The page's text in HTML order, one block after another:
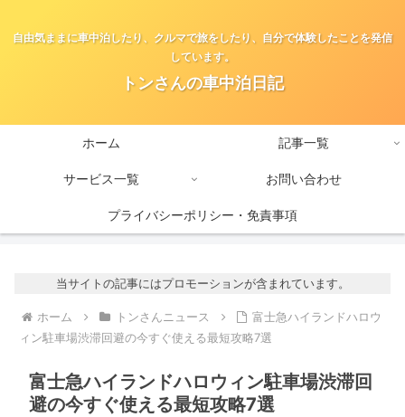
自由気ままに車中泊したり、クルマで旅をしたり、自分で体験したことを発信
しています。
トンさんの車中泊日記
ホーム 記事一覧
サービス一覧 お問い合わせ
プライバシーポリシー・免責事項
当サイトの記事にはプロモーションが含まれています。
ホーム トンさんニュース
富士急ハイランドハロウ
ィン駐車場渋滞回避の今すぐ使える最短攻略7選
富士急ハイランドハロウィン駐車場渋滞回
避の今すぐ使える最短攻略7選